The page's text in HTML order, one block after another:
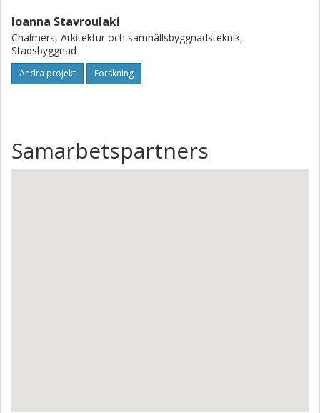
Ioanna Stavroulaki
Chalmers, Arkitektur och samhällsbyggnadsteknik,
Stadsbyggnad
Andra projekt Forskning
Samarbetspartners